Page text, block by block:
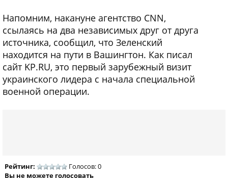
Напомним, накануне агентство CNN,
ссылаясь на два независимых друг от друга
источника, сообщил, что Зеленский
находится на пути в Вашингтон. Как писал
сайт KP.RU, это первый зарубежный визит
украинского лидера с начала специальной
военной операции.
Рейтинг:
Голосов: 0
Вы не можете голосовать